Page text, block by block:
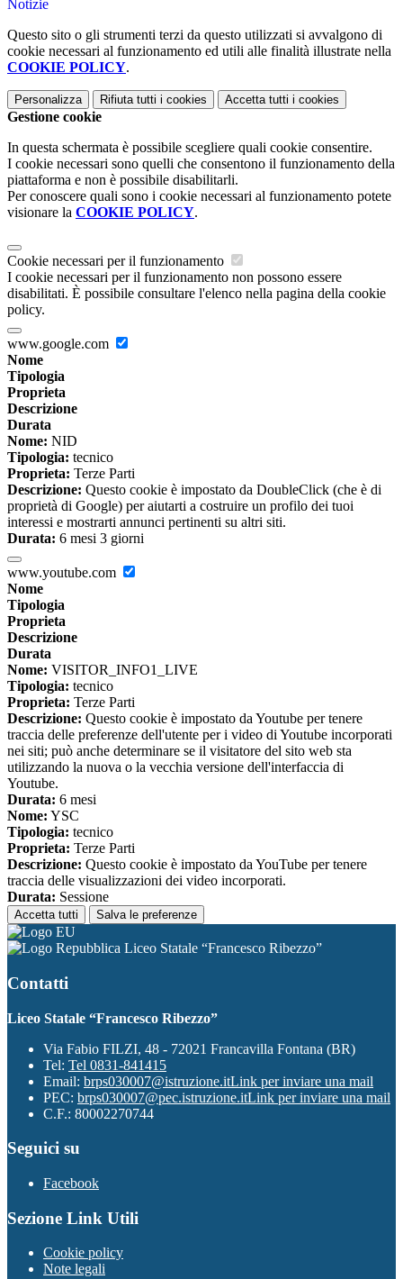
Notizie
Questo sito o gli strumenti terzi da questo utilizzati si avvalgono di
cookie necessari al funzionamento ed utili alle finalità illustrate nella
COOKIE POLICY.
Personalizza Rifiuta tutti i cookies Accetta tutti i cookies
Gestione cookie
In questa schermata è possibile scegliere quali cookie consentire.
I cookie necessari sono quelli che consentono il funzionamento della
piattaforma e non è possibile disabilitarli.
Per conoscere quali sono i cookie necessari al funzionamento potete
visionare la COOKIE POLICY.
Cookie necessari per il funzionamento
I cookie necessari per il funzionamento non possono essere
disabilitati. È possibile consultare l'elenco nella pagina della cookie
policy.
www.google.com
Nome
Tipologia
Proprieta
Descrizione
Durata
Nome: NID
Tipologia: tecnico
Proprieta: Terze Parti
Descrizione: Questo cookie è impostato da DoubleClick (che è di
proprietà di Google) per aiutarti a costruire un profilo dei tuoi
interessi e mostrarti annunci pertinenti su altri siti.
Durata: 6 mesi 3 giorni
www.youtube.com
Nome
Tipologia
Proprieta
Descrizione
Durata
Nome: VISITOR_INFO1_LIVE
Tipologia: tecnico
Proprieta: Terze Parti
Descrizione: Questo cookie è impostato da Youtube per tenere
traccia delle preferenze dell'utente per i video di Youtube incorporati
nei siti; può anche determinare se il visitatore del sito web sta
utilizzando la nuova o la vecchia versione dell'interfaccia di
Youtube.
Durata: 6 mesi
Nome: YSC
Tipologia: tecnico
Proprieta: Terze Parti
Descrizione: Questo cookie è impostato da YouTube per tenere
traccia delle visualizzazioni dei video incorporati.
Durata: Sessione
Accetta tutti Salva le preferenze
Liceo Statale “Francesco Ribezzo”
Contatti
Liceo Statale “Francesco Ribezzo”
Via Fabio FILZI, 48 - 72021 Francavilla Fontana (BR)
Tel: Tel 0831-841415
Email: brps030007@istruzione.itLink per inviare una mail
PEC: brps030007@pec.istruzione.itLink per inviare una mail
C.F.: 80002270744
Seguici su
Facebook
Sezione Link Utili
Cookie policy
Note legali